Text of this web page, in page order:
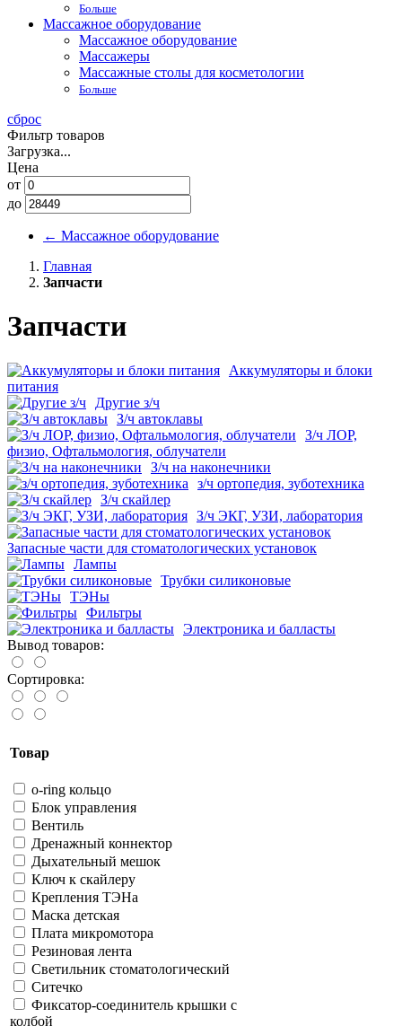
Больше
Массажное оборудование
Массажное оборудование
Массажеры
Массажные столы для косметологии
Больше
сброс
Фильтр товаров
Загрузка...
Цена
от
до
← Массажное оборудование
Главная
Запчасти
Запчасти
Аккумуляторы и блоки
питания
Другие з/ч
З/ч автоклавы
З/ч ЛОР,
физио, Офтальмология, облучатели
З/ч на наконечники
з/ч ортопедия, зуботехника
З/ч скайлер
З/ч ЭКГ, УЗИ, лаборатория
Запасные части для стоматологических установок
Лампы
Трубки силиконовые
ТЭНы
Фильтры
Электроника и балласты
Вывод товаров:
Сортировка:
Товар
o-ring кольцо
Блок управления
Вентиль
Дренажный коннектор
Дыхательный мешок
Ключ к скайлеру
Крепления ТЭНа
Маска детская
Плата микромотора
Резиновая лента
Светильник стоматологический
Ситечко
Фиксатор-соединитель крышки с
колбой